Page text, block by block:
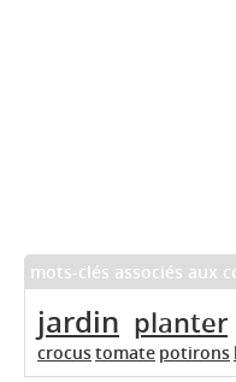
mots-clés associés aux
jardin planter
crocustomate potirons